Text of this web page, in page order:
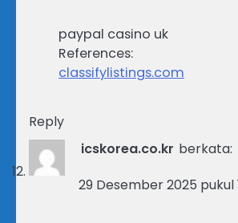
paypal casino uk
References:
classifylistings.com
Reply
icskorea.co.kr berkata:
29 Desember 2025 pukul